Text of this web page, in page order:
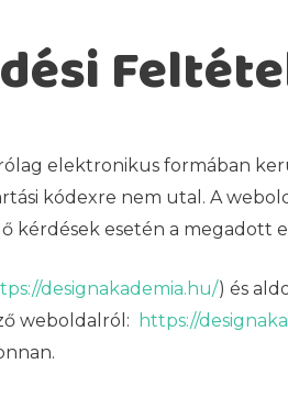
elektronikus formában
kódexre nem utal. A
kérdések esetén a
designakademia.hu/) és
weboldalról:
https://